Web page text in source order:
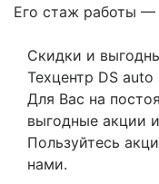
Его стаж работы —
Скидки и
Техцентр DS auto
Для Вас на
выгодные акции
Пользуйтесь
нами.